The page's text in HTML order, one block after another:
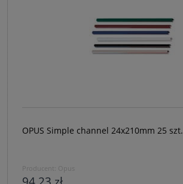
OPUS Simple channel 24x210mm 25 szt.
Producent: Opus